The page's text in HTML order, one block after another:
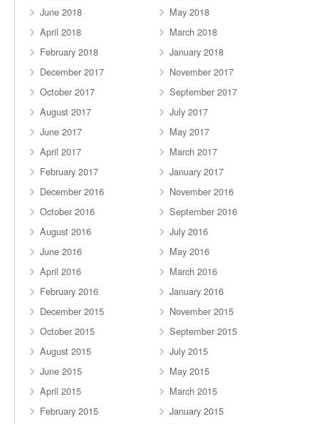
June 2018
May 2018
April 2018
March 2018
February 2018
January 2018
December 2017
November 2017
October 2017
September 2017
August 2017
July 2017
June 2017
May 2017
April 2017
March 2017
February 2017
January 2017
December 2016
November 2016
October 2016
September 2016
August 2016
July 2016
June 2016
May 2016
April 2016
March 2016
February 2016
January 2016
December 2015
November 2015
October 2015
September 2015
August 2015
July 2015
June 2015
May 2015
April 2015
March 2015
February 2015
January 2015